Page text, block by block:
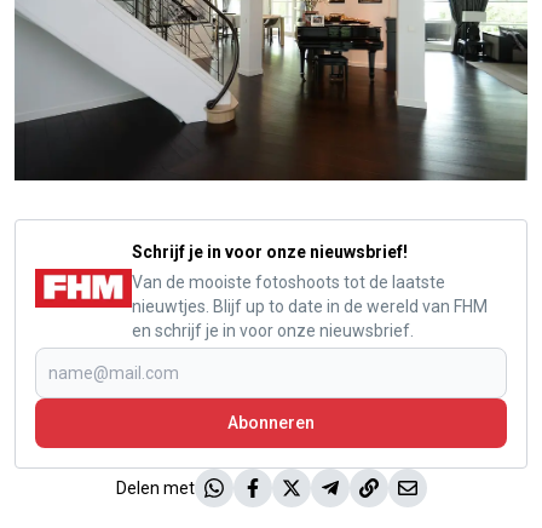
Schrijf je in voor onze nieuwsbrief!
Van de mooiste fotoshoots tot de laatste
nieuwtjes. Blijf up to date in de wereld van FHM
en schrijf je in voor onze nieuwsbrief.
Abonneren
Delen met